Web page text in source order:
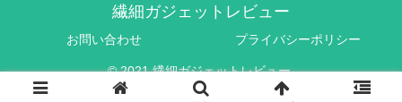
繊細ガジェットレビュー
お問い合わせ プライバシーポリシー
© 2021 繊細ガジェットレビュー.